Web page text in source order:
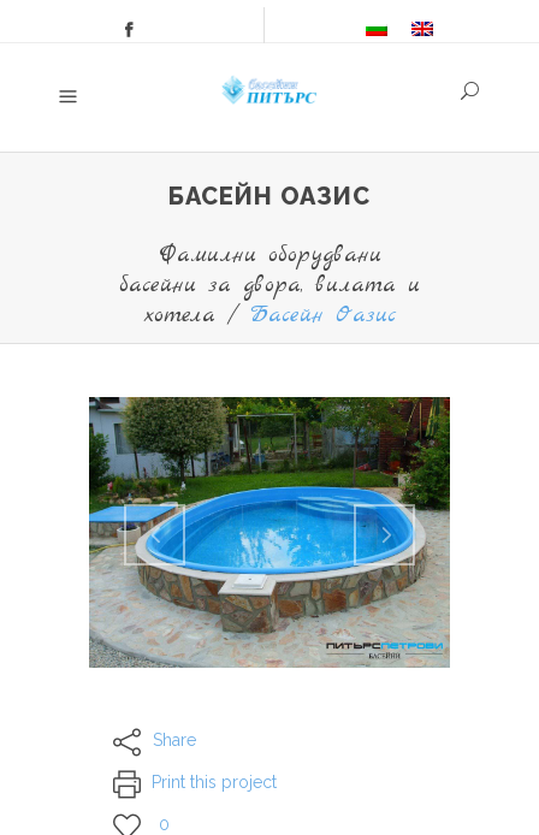
БАСЕЙН ОАЗИС
Фамилни оборудвани
басейни за двора, вилата и
хотела / Басейн Оазис
Share
Print this project
0